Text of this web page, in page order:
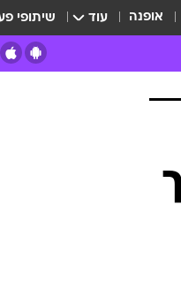
אופנה עוד שיתופי